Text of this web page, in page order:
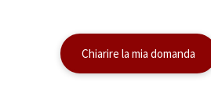
Chiarire la mia domanda